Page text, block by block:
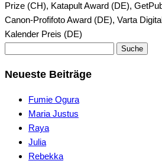
Prize (CH), Katapult Award (DE),
Canon-Profifoto Award (DE), Varta
Kalender Preis (DE)
Neueste Beiträge
Fumie Ogura
Maria Justus
Raya
Julia
Rebekka